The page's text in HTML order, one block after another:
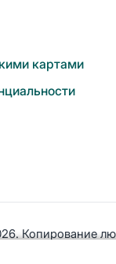
картами
Копирование